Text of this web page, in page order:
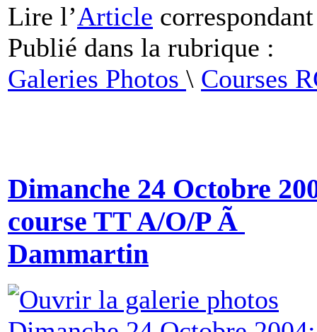
Lire l’Article correspondant
Publié dans la rubrique :
Galeries Photos \ Courses
Dimanche 24 Octobre
course TT A/O/P Ã
Dammartin